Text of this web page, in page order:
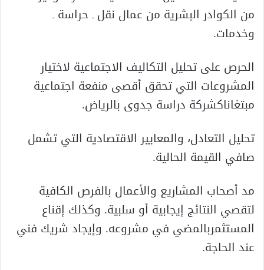
من الكوادر البشرية من عمال نقل ـ حراسة ـ
وخدمات.
الحرص على تحليل التكاليف الاجتماعية لاختيار
المشروعات التي تحقق أقصى منفعة اجتماعية
مبتغاناكشركة دراسة جدوى بالرياض.
تحليل التعادل، والمعايير الاقتصادية التي تشمل
صافي القيمة الحالية.
مد أصحاب المشاريع والأعمال بالفرص الكافية
لتقصي النتائج إيجابية أو سلبية. وكذلك إقناع
المستثمربالمضي في مشروعه. وإيجاد شريك فني
عند الحاجة.